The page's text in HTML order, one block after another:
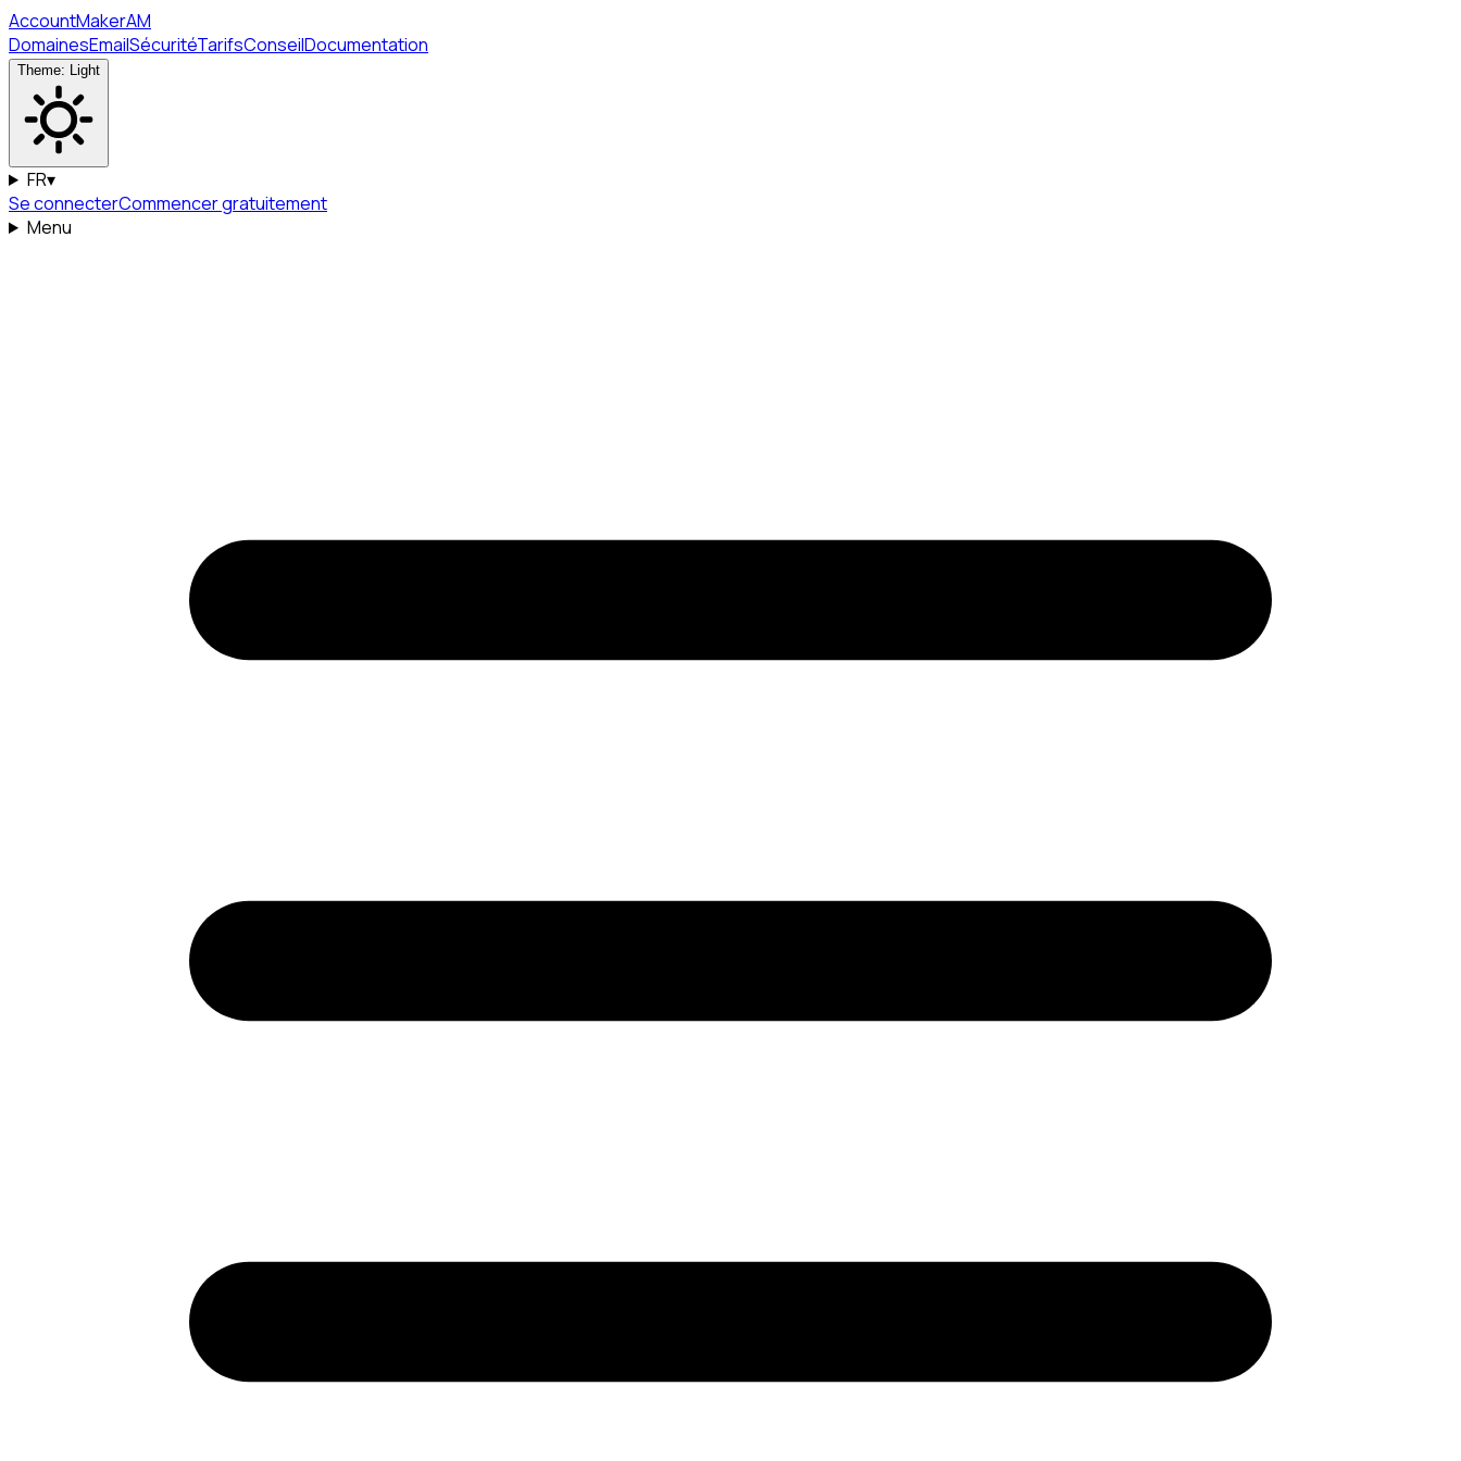
AccountMakerAM
DomainesEmailSécuritéTarifsConseilDocumentation
Theme: Light
FR▾
Se connecterCommencer gratuitement
Menu